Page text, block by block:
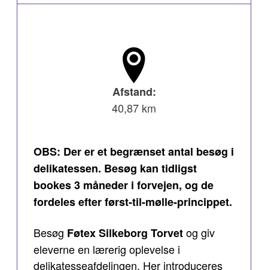
Afstand:
40,87 km
OBS: Der er et begrænset antal besøg i
delikatessen. Besøg kan tidligst
bookes 3 måneder i forvejen, og de
fordeles efter først-til-mølle-princippet.
Besøg Føtex Silkeborg Torvetog giv
eleverne en lærerig oplevelse i
delikatesseafdelingen. Her introduceres